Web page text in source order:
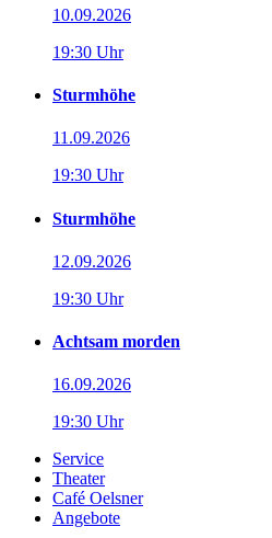
10.09.2026
19:30 Uhr
Sturmhöhe
11.09.2026
19:30 Uhr
Sturmhöhe
12.09.2026
19:30 Uhr
Achtsam morden
16.09.2026
19:30 Uhr
Service
Theater
Café Oelsner
Angebote